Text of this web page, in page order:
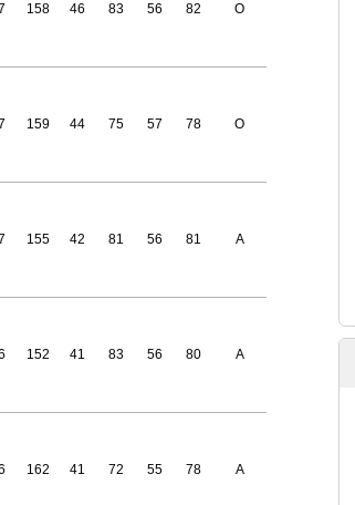
158 46 83 56 82 O
159 44 75 57 78 O
155 42 81 56 81 A
152 41 83 56 80 A
162 41 72 55 78 A